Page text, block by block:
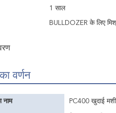
1 साल
BULLDOZER के लिए
वर्णन
नाम PC400 खुदाई